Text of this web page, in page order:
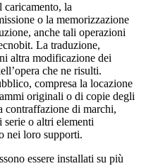
la
o la memorizzazione
anche tali operazioni
La traduzione,
altra modificazione dei
che ne risulti.
compresa la locazione
originali o di copie degli
contraffazione di marchi,
o altri elementi
nei loro supporti.
essere installati su più